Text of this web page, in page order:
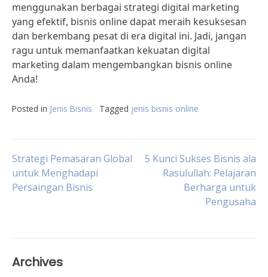
menggunakan berbagai strategi digital marketing
yang efektif, bisnis online dapat meraih kesuksesan
dan berkembang pesat di era digital ini. Jadi, jangan
ragu untuk memanfaatkan kekuatan digital
marketing dalam mengembangkan bisnis online
Anda!
Posted in Jenis Bisnis Tagged jenis bisnis online
Post
navigation
Strategi Pemasaran Global
untuk Menghadapi
Persaingan Bisnis
5 Kunci Sukses Bisnis ala
Rasulullah: Pelajaran
Berharga untuk
Pengusaha
Archives